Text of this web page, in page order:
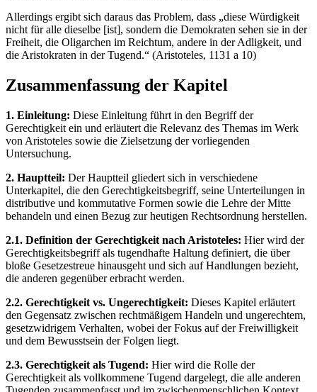
Allerdings ergibt sich daraus das Problem, dass „diese Würdigkeit
nicht für alle dieselbe [ist], sondern die Demokraten sehen sie in der
Freiheit, die Oligarchen im Reichtum, andere in der Adligkeit, und
die Aristokraten in der Tugend.“ (Aristoteles, 1131 a 10)
Zusammenfassung der Kapitel
1. Einleitung: Diese Einleitung führt in den Begriff der
Gerechtigkeit ein und erläutert die Relevanz des Themas im Werk
von Aristoteles sowie die Zielsetzung der vorliegenden
Untersuchung.
2. Hauptteil: Der Hauptteil gliedert sich in verschiedene
Unterkapitel, die den Gerechtigkeitsbegriff, seine Unterteilungen in
distributive und kommutative Formen sowie die Lehre der Mitte
behandeln und einen Bezug zur heutigen Rechtsordnung herstellen.
2.1. Definition der Gerechtigkeit nach Aristoteles: Hier wird der
Gerechtigkeitsbegriff als tugendhafte Haltung definiert, die über
bloße Gesetzestreue hinausgeht und sich auf Handlungen bezieht,
die anderen gegenüber erbracht werden.
2.2. Gerechtigkeit vs. Ungerechtigkeit: Dieses Kapitel erläutert
den Gegensatz zwischen rechtmäßigem Handeln und ungerechtem,
gesetzwidrigem Verhalten, wobei der Fokus auf der Freiwilligkeit
und dem Bewusstsein der Folgen liegt.
2.3. Gerechtigkeit als Tugend: Hier wird die Rolle der
Gerechtigkeit als vollkommene Tugend dargelegt, die alle anderen